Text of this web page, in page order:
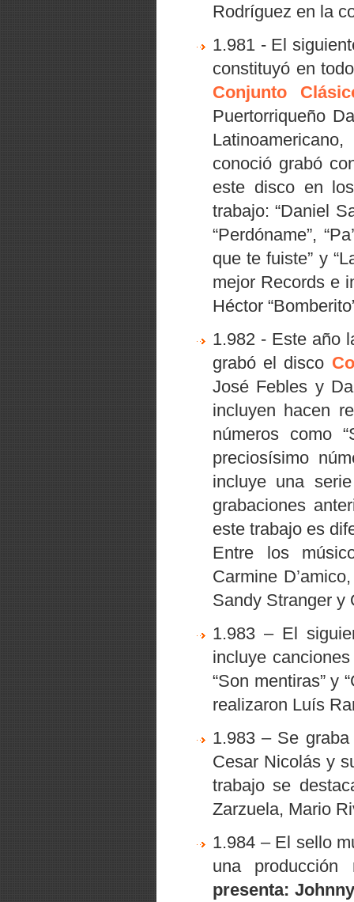
Rodríguez en la
1.981 - El
constituyó en
Conjunto
Puertorriqueño
Latinoamericano,
conoció grabó
este disco en
trabajo: “Daniel
“Perdóname”,
que te fuiste” y
mejor Records e
Héctor
1.982 - Este año
grabó el disco
José Febles y
incluyen hacen
números como
preciosísimo
incluye una
grabaciones
este trabajo es
Entre los
Carmine
Sandy Stranger y
1.983 – El
incluye
“Son mentiras”y
realizaron Luís
1.983 – Se
Cesar Nicolás y
trabajo se
Zarzuela, Mario
1.984 – El sello
una
presenta: